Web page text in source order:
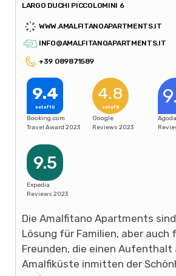
LARGO DUCHI PICCOLOMINI 6
WWW.AMALFITANOAPARTMENTS.IT
INFO@AMALFITANOAPARTMENTS.IT
+39 089871589
9.4
out of 10
Booking.com
Travel Award 2023
4.8
out of 5
Google
Reviews 2023
Agoda
9.5
Expedia
Reviews 2023
Die Amalfitano Apartments
Lösung für Familien, aber auch
Freunden, die einen Aufenthalt
Amalfiküste inmitten der